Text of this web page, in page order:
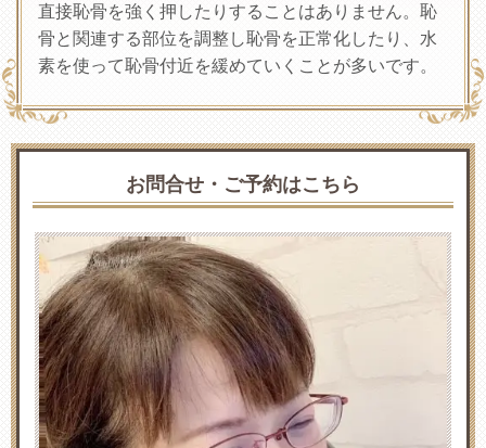
直接恥骨を強く押したりすることはありません。恥
骨と関連する部位を調整し恥骨を正常化したり、水
素を使って恥骨付近を緩めていくことが多いです。
お問合せ・ご予約はこちら